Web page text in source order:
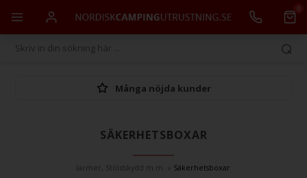
0
Många nöjda kunder
SÄKERHETSBOXAR
larmer, Stöldskydd m.m. Säkerhetsboxar